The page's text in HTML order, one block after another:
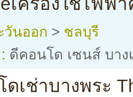
วันออก > ชลบุรี
ดีคอนโด เซนส์ บา
ดเช่าบางพระ